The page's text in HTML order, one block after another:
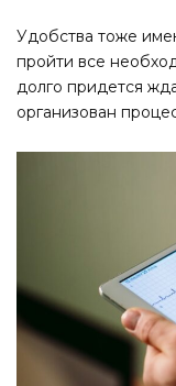
Удобства тоже
пройти все
долго придется
организован